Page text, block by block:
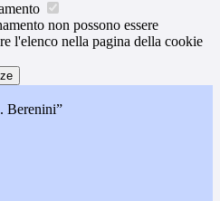
non possono essere
l'elenco nella pagina della cookie
Berenini”